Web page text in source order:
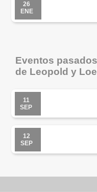
26
ENE
Eventos
de Leopold y
11
SEP
12
SEP